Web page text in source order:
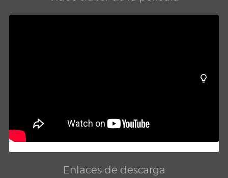
Enlaces de descarga